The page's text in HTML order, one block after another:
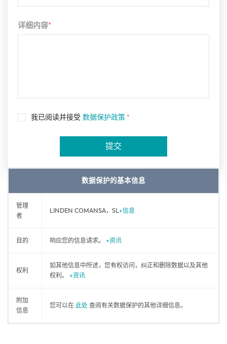
详细内容*
我已阅读并接受 数据保护政策 *
提交
数据保护的基本信息
管理
者
LINDEN COMANSA，SL+信息
目的 响应您的信息请求。 +资讯
权利
如其他信息中所述，您有权访问，纠正和删除数据以及其他
权利。 +资讯
附加
信息
您可以在 此处 查阅有关数据保护的其他详细信息。